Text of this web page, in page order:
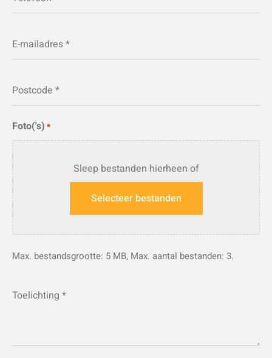
E-
Postcode
Foto('s) *
Sleep bestanden hierheen of
Selecteer bestanden
Max. bestandsgrootte: 5 MB, Max. aantal bestanden: 3.
Toelichting